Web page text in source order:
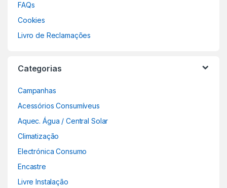
FAQs
Cookies
Livro de Reclamações
Categorias
Campanhas
Acessórios Consumíveus
Aquec. Água / Central Solar
Climatização
Electrónica Consumo
Encastre
Livre Instalação